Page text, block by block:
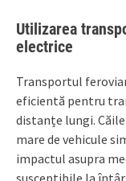
Utilizarea
electrice
Transportul
eficientă pentru
distanțe lungi.
mare de vehicule
impactul asupra
susceptibile la